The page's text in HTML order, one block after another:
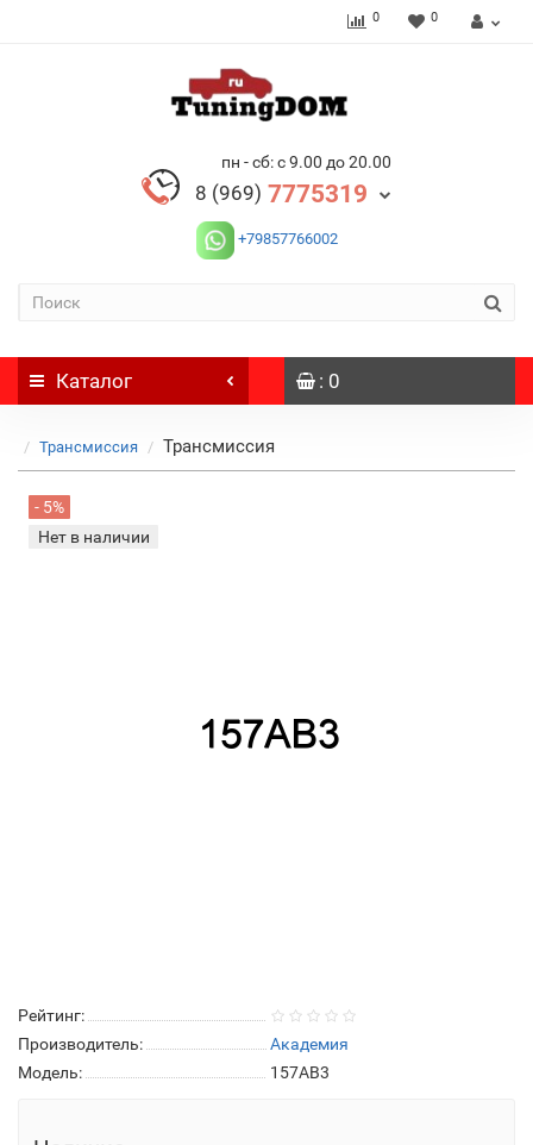
0 0
пн - сб: с 9.00 до 20.00
8 (969) 7775319
+79857766002
Каталог : 0
Трансмиссия Трансмиссия
- 5%
Нет в наличии
Рейтинг:
Производитель:
Академия
Модель:
157AB3